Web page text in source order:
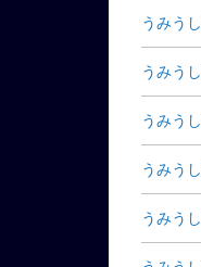
うみう
うみう
うみう
うみう
うみう